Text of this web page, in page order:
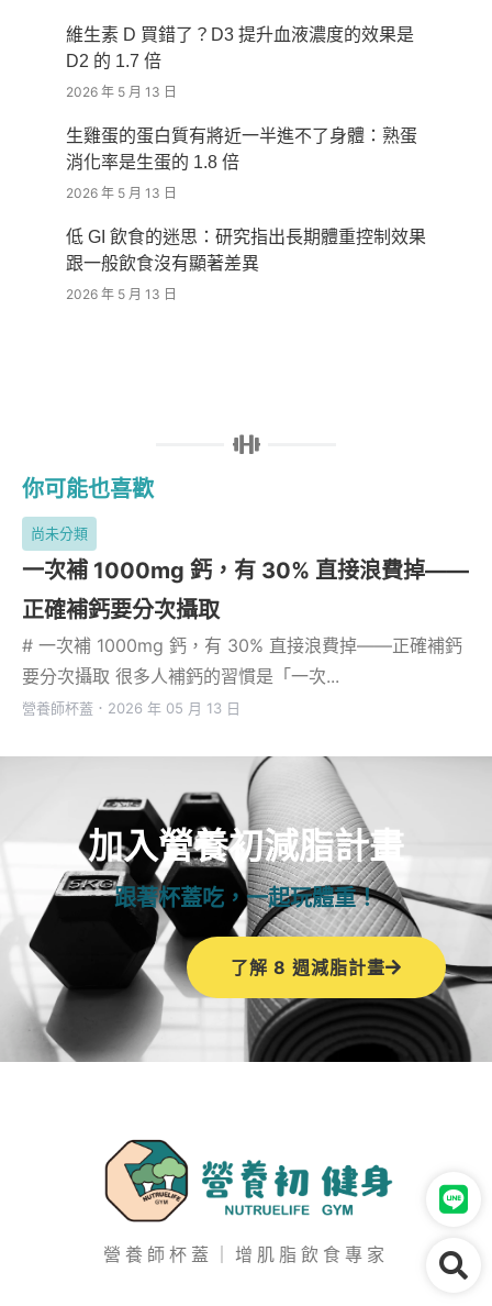
維生素 D 買錯了？D3 提升血液濃度的效果是
D2 的 1.7 倍
2026 年 5 月 13 日
生雞蛋的蛋白質有將近一半進不了身體：熟蛋
消化率是生蛋的 1.8 倍
2026 年 5 月 13 日
低 GI 飲食的迷思：研究指出長期體重控制效果
跟一般飲食沒有顯著差異
2026 年 5 月 13 日
你可能也喜歡
尚未分類
一次補 1000mg 鈣，有 30% 直接浪費掉——
正確補鈣要分次攝取
# 一次補 1000mg 鈣，有 30% 直接浪費掉——正確補鈣
要分次攝取 很多人補鈣的習慣是「一次...
營養師杯蓋 ． 2026 年 05 月 13 日
加入營養初減脂計畫
跟著杯蓋吃，一起玩體重！
了解 8 週減脂計畫
營養師杯蓋｜增肌脂飲食專家